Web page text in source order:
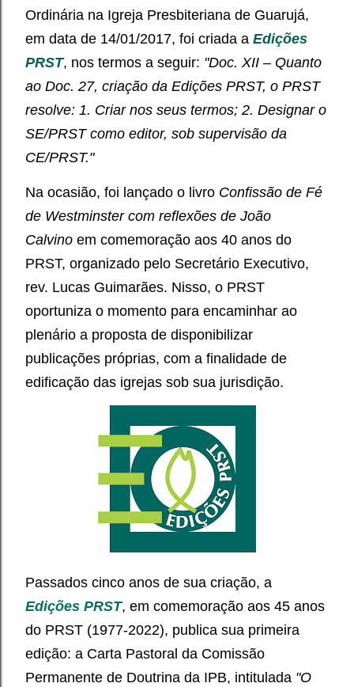
Ordinária na Igreja Presbiteriana de Guarujá,
em data de 14/01/2017, foi criada a Edições
PRST, nos termos a seguir: "Doc. XII – Quanto
ao Doc. 27, criação da Edições PRST, o PRST
resolve: 1. Criar nos seus termos; 2. Designar o
SE/PRST como editor, sob supervisão da
CE/PRST."
Na ocasião, foi lançado o livro Confissão de Fé
de Westminster com reflexões de João
Calvino em comemoração aos 40 anos do
PRST, organizado pelo Secretário Executivo,
rev. Lucas Guimarães. Nisso, o PRST
oportuniza o momento para encaminhar ao
plenário a proposta de disponibilizar
publicações próprias, com a finalidade de
edificação das igrejas sob sua jurisdição.
Passados cinco anos de sua criação, a
Edições PRST, em comemoração aos 45 anos
do PRST (1977-2022), publica sua primeira
edição: a Carta Pastoral da Comissão
Permanente de Doutrina da IPB, intitulada "O